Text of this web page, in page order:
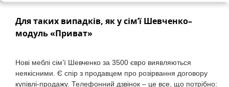
Длятаких випадків, якусім’ї Шевченко–
модуль«Приват»
Нові меблі сім’ї Шевченко за 3500 євро виявляються
неякісними . Є спір з продавцем про розірвання договору
купівлі-продажу. Телефонний дзвінок – це все що потрібно: